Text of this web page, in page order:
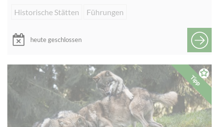
Historische Stätten
Führungen
heute geschlossen
Tipp